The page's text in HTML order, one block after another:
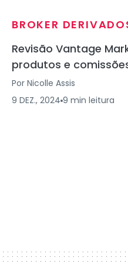
BROKER
Revisão Vantage
produtos e
Por Nicolle Assis
9 DEZ., 2024 9 min leitura